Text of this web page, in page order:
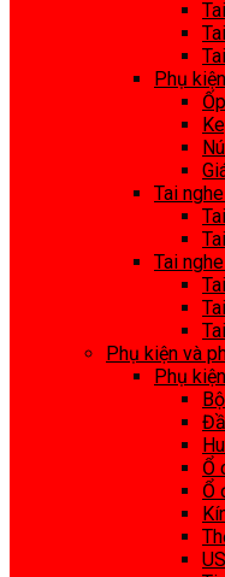
Phụ
Tai
Tai
Phụ kiện và
Phụ
Ổ
Ổ